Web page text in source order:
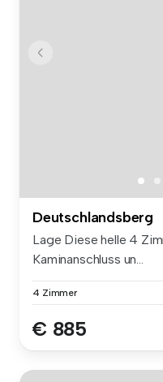
Deutschlandsberg
Lage Diese helle 4
Kaminanschluss un...
4 Zimmer
€ 885